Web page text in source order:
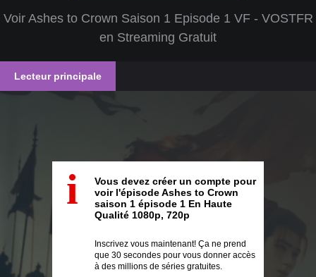
Voir Ashes to Crown Saison 1 Episode 1 VF - VOSTFR
en Streaming Gratuit
Lecteur principale
i
Vous devez créer un compte pour
voir l'épisode Ashes to Crown
saison 1 épisode 1 En Haute
Qualité 1080p, 720p
Inscrivez vous maintenant! Ça ne prend
que 30 secondes pour vous donner accès
à des millions de séries gratuites.